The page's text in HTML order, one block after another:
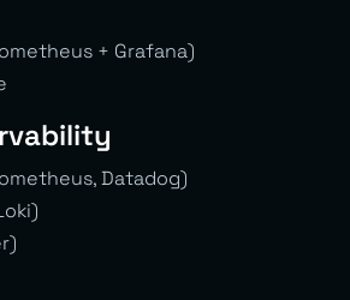
+ Grafana)
Datadog)